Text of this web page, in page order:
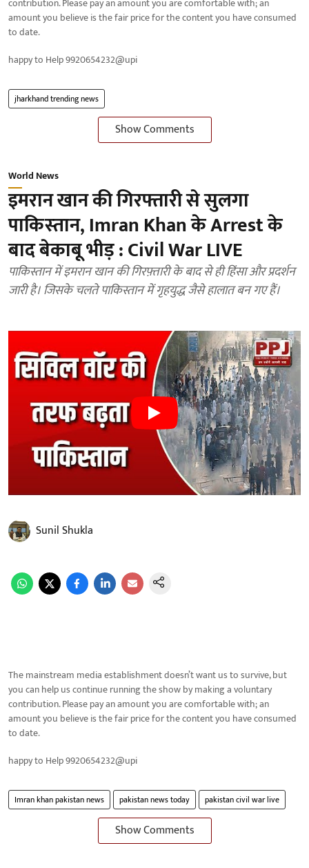
amount you believe is the fair price for the content you have consumed
to date.
happy to Help 9920654232@upi
jharkhand trending news
Show Comments
World News
इमरान खान की गिरफ्तारी से सुलगा
पाकिस्‍तान, Imran Khan के Arrest के
बाद बेकाबू भीड़ : Civil War LIVE
पाकिस्तान में इमरान खान की गिरफ़्तारी के बाद से ही हिंसा और प्रदर्शन
जारी है। जिसके चलते पाकिस्तान में गृहयुद्ध जैसे हालात बन गए हैं।
Sunil Shukla
The mainstream media establishment doesn’t want us to survive, but
you can help us continue running the show by making a voluntary
contribution. Please pay an amount you are comfortable with; an
amount you believe is the fair price for the content you have consumed
to date.
happy to Help 9920654232@upi
Imran khan pakistan news pakistan news today pakistan civil war live
Show Comments